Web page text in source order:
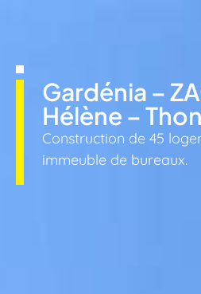
Gardénia –
Hélène –
Construction de 45
immeuble de bureaux.